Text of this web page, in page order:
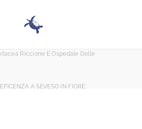
Riccione E Ospedale Delle
A SEVESO IN FIORE.